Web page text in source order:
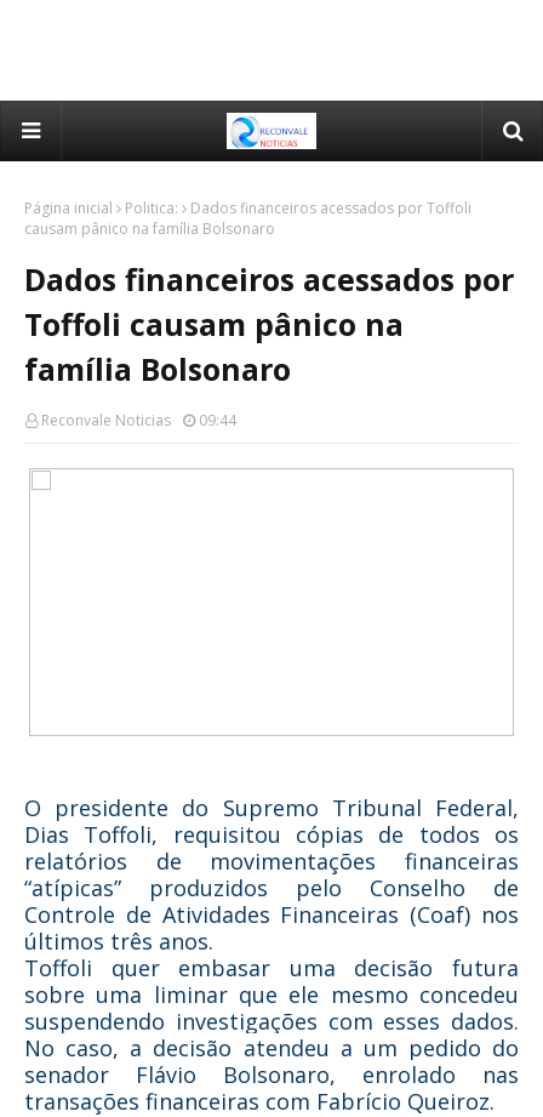
Página inicial Politica:
Dados financeiros acessados por Toffoli
causam pânico na família Bolsonaro
Dados financeiros acessados por
Toffoli causam pânico na
família Bolsonaro
Reconvale Noticias 09:44
O presidente do Supremo Tribunal Federal,
Dias Toffoli, requisitou cópias de todos os
relatórios de movimentações financeiras
“atípicas” produzidos pelo Conselho de
Controle de Atividades Financeiras (Coaf) nos
últimos três anos.
Toffoli quer embasar uma decisão futura
sobre uma liminar que ele mesmo concedeu
suspendendo investigações com esses dados.
No caso, a decisão atendeu a um pedido do
senador Flávio Bolsonaro, enrolado nas
transações financeiras com Fabrício Queiroz.